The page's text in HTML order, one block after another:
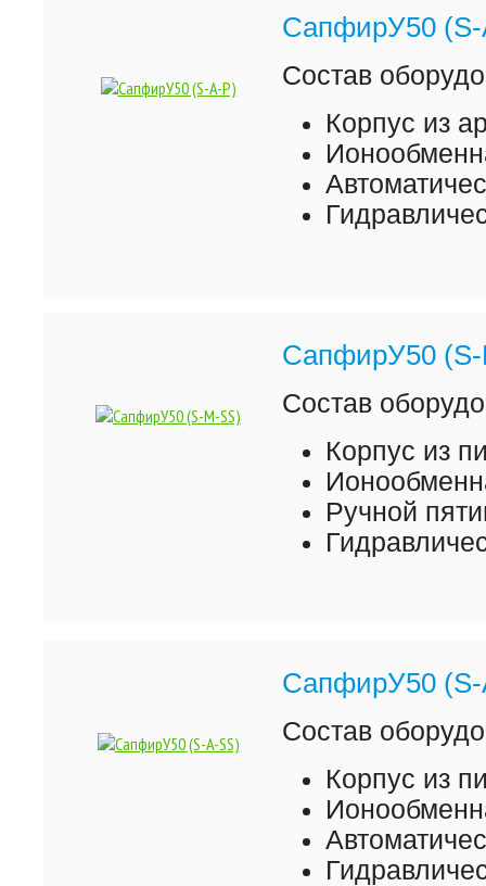
СапфирУ50 (S-
Состав
Корпус из
СапфирУ50 (S-
Состав
Корпус из
Ручной
СапфирУ50 (S-
Состав
Корпус из